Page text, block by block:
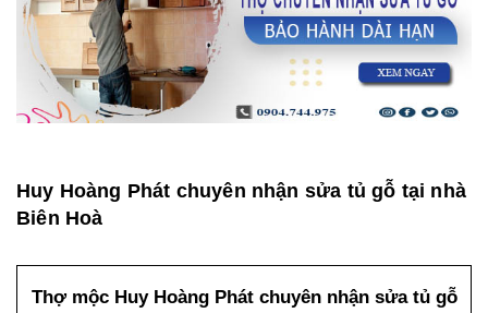
Huy Hoàng Phát chuyên nhận sửa tủ gỗ tại nhà
Biên Hoà
Thợ mộc Huy Hoàng Phát chuyên nhận sửa tủ gỗ